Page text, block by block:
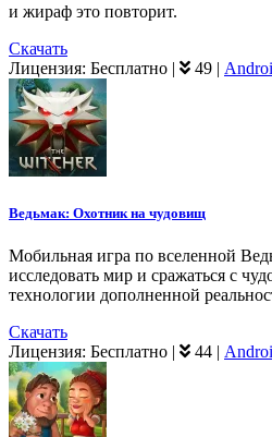
и жираф это повторит.
Скачать
Лицензия: Бесплатно | 49 |
Ведьмак: Охотник на чудовищ
Мобильная игра по вселенной
исследовать мир и сражаться с
технологии дополненной
Скачать
Лицензия: Бесплатно | 44 |